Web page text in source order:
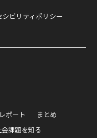
シビリティポリシー
レポート
まとめ
会課題を知る